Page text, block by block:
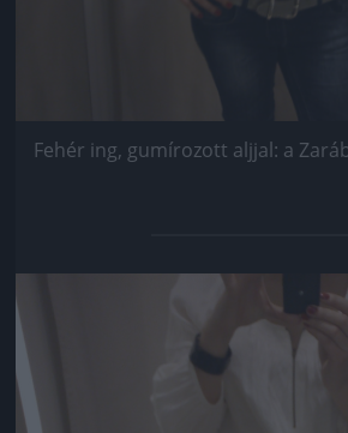
Fehér ing, gumírozott aljjal: a
Jön még kép!